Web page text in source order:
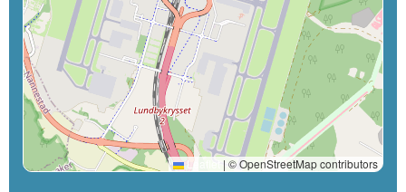
Leaflet | © OpenStreetMap contributors